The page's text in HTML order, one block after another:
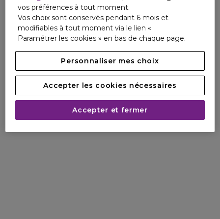
vos préférences à tout moment.
Vos choix sont conservés pendant 6 mois et
modifiables à tout moment via le lien «
Paramétrer les cookies » en bas de chaque page.
Personnaliser mes choix
Accepter les cookies nécessaires
Accepter et fermer